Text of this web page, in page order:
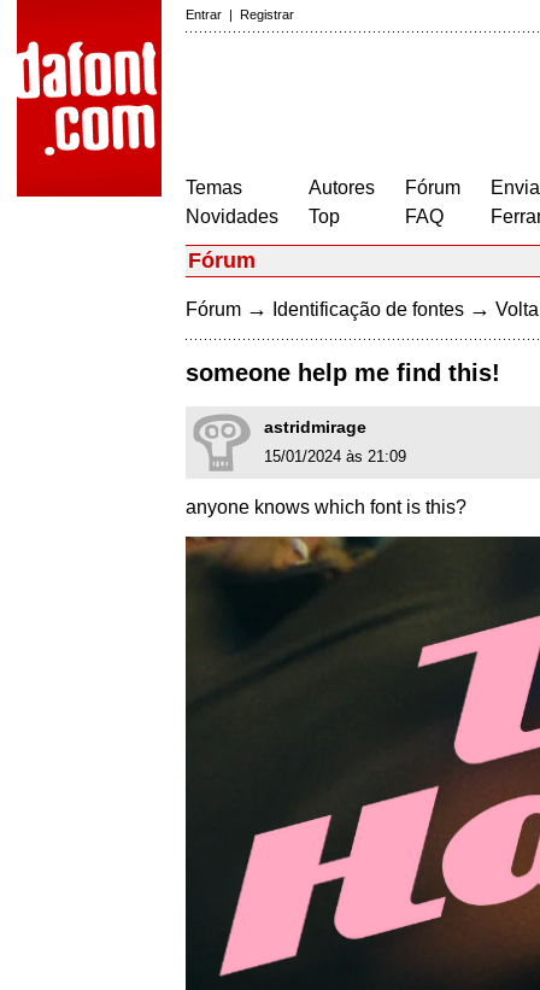
Entrar | Registrar
Temas
Novidades
Autores
Top
Fórum
FAQ
Fórum
Fórum → Identificação de fontes →
someone help me find this!
astridmirage
15/01/2024 às 21:09
anyone knows which font is this?